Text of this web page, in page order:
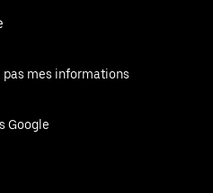
pas mes informations
Google